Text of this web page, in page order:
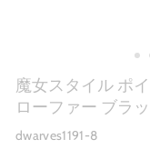
魔女スタイル ポ
ローファー ブラ
dwarves1191-8